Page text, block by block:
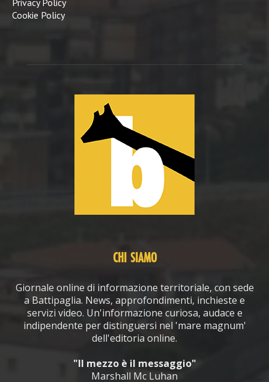
Cookie Policy
CHI SIAMO
Giornale online di informazione territoriale, con sede
a Battipaglia. News, approfondimenti, inchieste e
servizi video. Un'informazione curiosa, audace e
indipendente per distinguersi nel 'mare magnum'
dell'editoria online.
"Il mezzo è il messaggio"
Marshall Mc Luhan